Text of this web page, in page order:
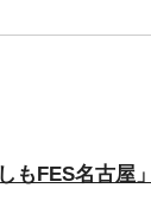
もFES名古屋」